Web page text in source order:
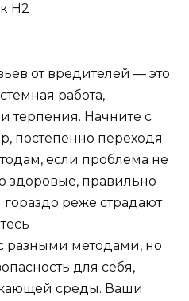
H2
от вредителей — это
работа,
терпения. Начните с
постепенно переходя
если проблема не
здоровые, правильно
реже страдают
разными методами, но
для себя,
среды. Ваши